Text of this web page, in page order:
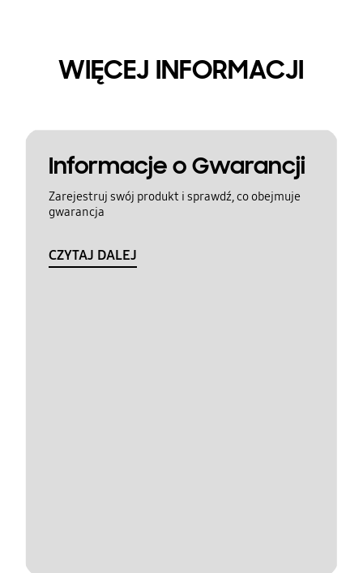
WIĘCEJ INFORMACJI
Informacje o Gwarancji
Zarejestruj swój produkt i sprawdź, co obejmuje
gwarancja
CZYTAJ DALEJ